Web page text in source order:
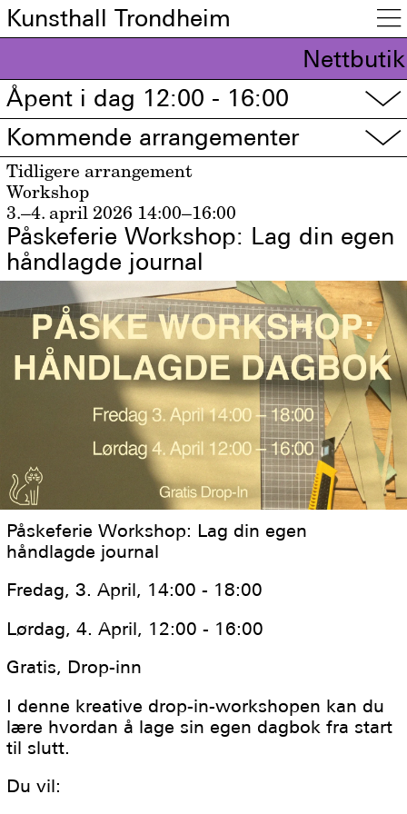
Kunsthall Trondheim 
Åpent i dag 12:00 - 16:00
▽
Kommende arrangementer ▽
Tidligere arrangement
Workshop
3.–4. april 2026 14:00–16:00
Påskeferie Workshop: Lag din egen
håndlagde journal
Påskeferie Workshop: Lag din egen
håndlagde journal
Fredag, 3. April, 14:00 - 18:00
Lørdag, 4. April, 12:00 - 16:00
Gratis, Drop-inn
I denne kreative drop-in-workshopen kan du
lære hvordan å lage sin egen dagbok fra start
til slutt.
Du vil: